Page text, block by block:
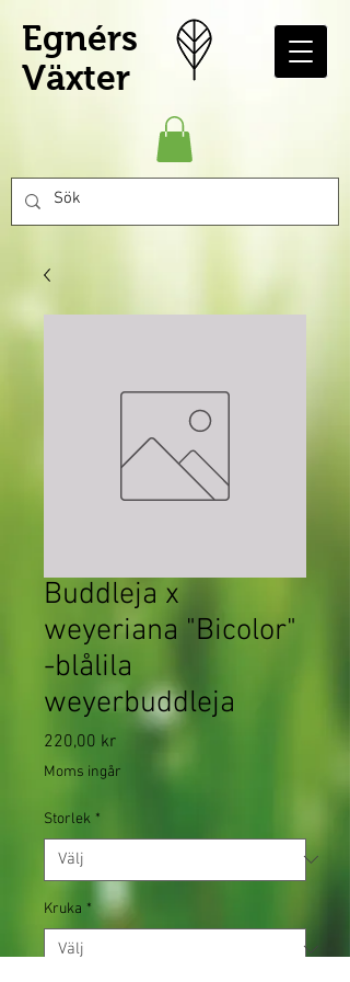
Egnérs
Växter
Buddleja x
weyeriana "Bicolor"
-blålila
weyerbuddleja
220,00 krPris
Moms ingår
Storlek *
Kruka *